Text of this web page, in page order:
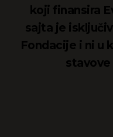
koji finansira
sajta je
Fondacije i ni u
stavove